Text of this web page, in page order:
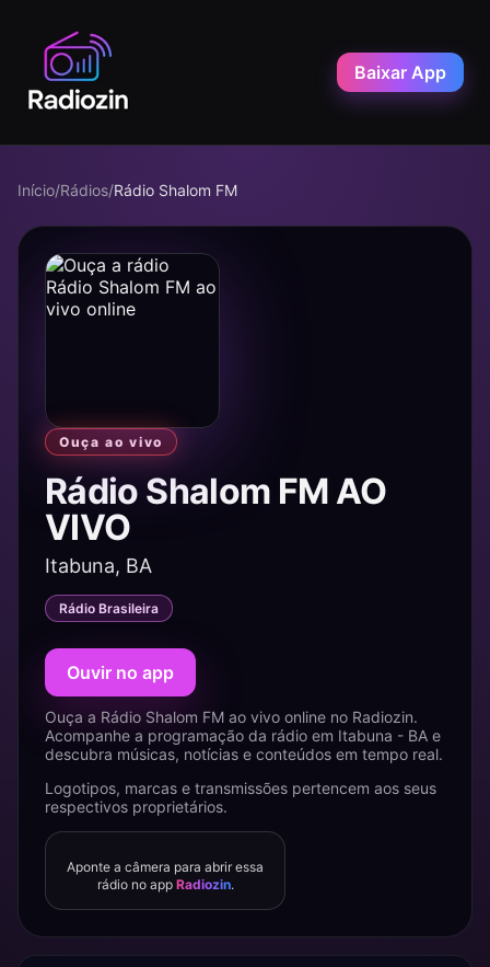
Baixar App
Início/Rádios/Rádio Shalom FM
Ouça ao vivo
Rádio Shalom FM AO
VIVO
Itabuna, BA
Rádio Brasileira
Ouvir no app
Ouça a Rádio Shalom FM ao vivo online no Radiozin.
Acompanhe a programação da rádio em Itabuna - BA e
descubra músicas, notícias e conteúdos em tempo real.
Logotipos, marcas e transmissões pertencem aos seus
respectivos proprietários.
Aponte a câmera para abrir essa
rádio no app Radiozin.